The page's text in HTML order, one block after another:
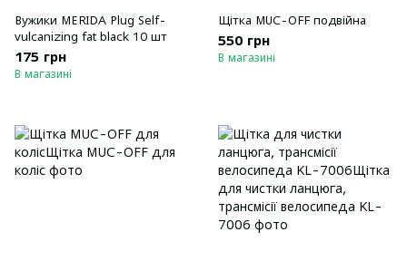
Вужики MERIDA Plug Self-
vulcanizing fat black 10 шт
175 грн
В магазині
Щітка MUC-OFF подвійна
550 грн
В магазині